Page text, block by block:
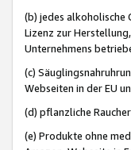
(b) jedes alkoholische
Lizenz zur
Unternehmens
(c)
Webseiten in der EU
(d) pflanzliche
(e) Produkte ohne